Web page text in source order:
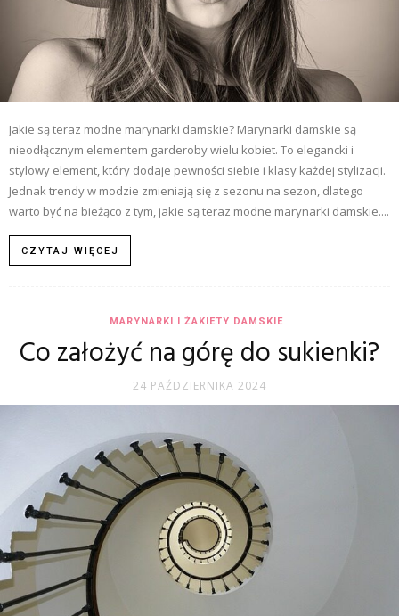
Jakie są teraz modne marynarki damskie? Marynarki damskie są
nieodłącznym elementem garderoby wielu kobiet. To elegancki i
stylowy element, który dodaje pewności siebie i klasy każdej stylizacji.
Jednak trendy w modzie zmieniają się z sezonu na sezon, dlatego
warto być na bieżąco z tym, jakie są teraz modne marynarki damskie....
CZYTAJ WIĘCEJ
MARYNARKI I ŻAKIETY DAMSKIE
Co założyć na górę do sukienki?
24 PAŹDZIERNIKA 2024